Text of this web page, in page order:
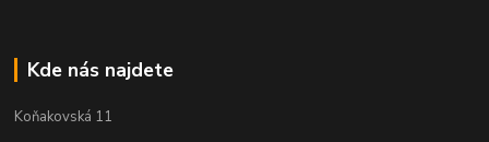
Kde nás najdete
Koňakovská 11